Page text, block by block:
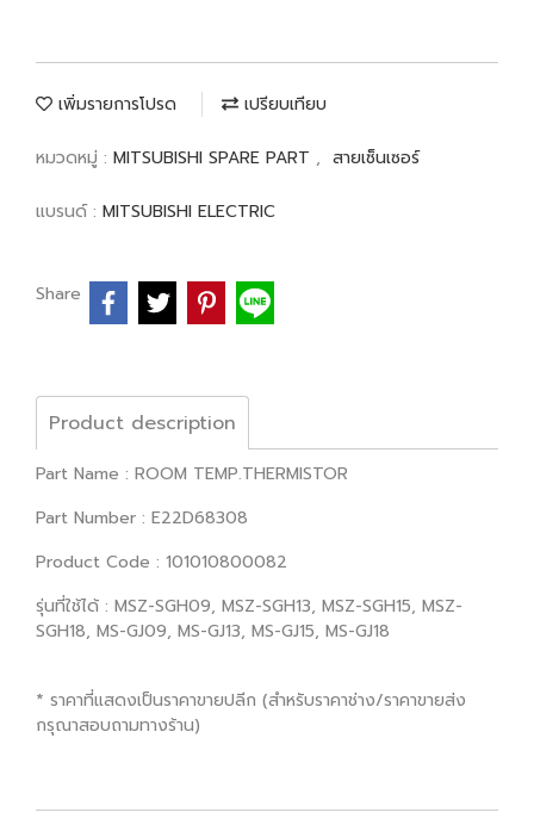
เพิ่มรายการโปรด เปรียบเทียบ
หมวดหมู่ : MITSUBISHI SPARE PART , สายเซ็นเซอร์
แบรนด์ : MITSUBISHI ELECTRIC
Share
Product description
Part Name : ROOM TEMP.THERMISTOR
Part Number : E22D68308
Product Code : 101010800082
รุ่นที่ใช้ได้ : MSZ-SGH09, MSZ-SGH13, MSZ-SGH15, MSZ-
SGH18, MS-GJ09, MS-GJ13, MS-GJ15, MS-GJ18
* ราคาที่แสดงเป็นราคาขายปลีก (สำหรับราคาช่าง/ราคาขายส่ง
กรุณาสอบถามทางร้าน)